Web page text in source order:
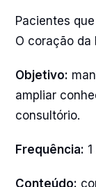
Pacientes
O coração da
Objetivo:
ampliar
consultório.
Frequência:
Conteúdo: